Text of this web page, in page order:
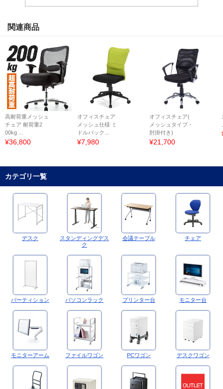
関連商品
高耐荷重メッシュ
チェア 耐荷重2
00kg ...
¥36,800
オフィスチェア
メッシュ仕様 ミ
ドルバック...
¥7,980
オフィスチェア(
メッシュタイプ・
肘掛付き)
¥21,700
カテゴリ一覧
デスク
スタンディングデス
ク
会議テーブル チェア
パーティション パソコンラック プリンター台 モニター台
モニターアーム ファイルワゴン PCワゴン デスクワゴン